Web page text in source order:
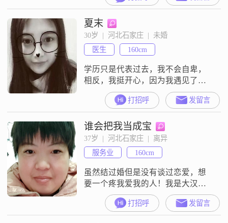
夏末
30岁  |  河北石家庄  |  未婚
医生
160cm
学历只是代表过去，我不会自卑，
相反，我挺开心，因为我遇见了一
份无比好的工作。
打招呼 发留言
谁会把我当成宝
37岁  |  河北石家庄  |  离异
服务业
160cm
虽然结过婚但是没有谈过恋爱，想
要一个疼我爱我的人！我是大汉蓝
妍欣宝儿你能找到我吗？我又懒又
馋又丑又胖又傻又呆心又大这样的
我会有人喜欢吗？
打招呼 发留言